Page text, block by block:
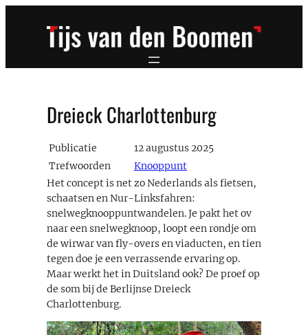
Dreieck Charlottenburg
Publicatie
12 augustus 2025
Trefwoorden
Knooppunt
Het concept is net zo Nederlands als fietsen,
schaatsen en Nur-Linksfahren:
snelwegknooppuntwandelen. Je pakt het ov
naar een snelwegknoop, loopt een rondje om
de wirwar van fly-overs en viaducten, en tien
tegen doe je een verrassende ervaring op.
Maar werkt het in Duitsland ook? De proef op
de som bij de Berlijnse Dreieck
Charlottenburg.